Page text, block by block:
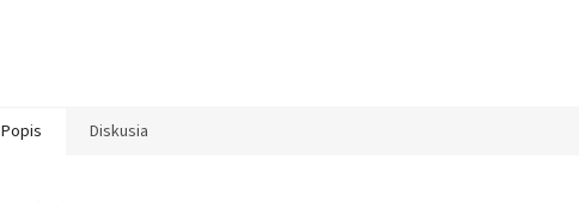
Popis Diskusia